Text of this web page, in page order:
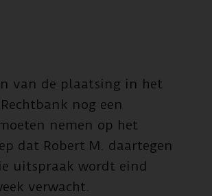
van de plaatsing in het
nog een
nemen op het
dat Robert M. daartegen
uitspraak wordt eind
verwacht.